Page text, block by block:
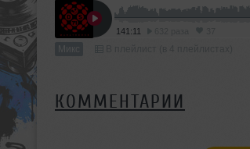
141:11
Микс
КОММЕНТАРИИ